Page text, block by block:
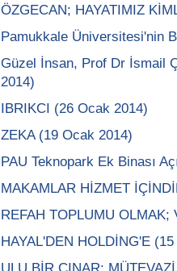
ÖZGECAN; HAYATIMIZ
Pamukkale Üniversitesi'nin
Güzel İnsan, Prof Dr İsmail
2014)
IBRIKCI (26 Ocak 2014)
ZEKA (19 Ocak 2014)
PAU Teknopark Ek Binası
MAKAMLAR HİZMET
REFAH TOPLUMU OLMAK;
HAYAL'DEN HOLDİNG'E (15